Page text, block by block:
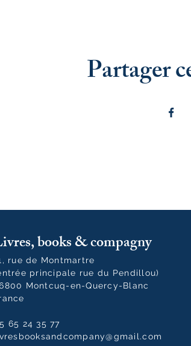
Partager
books & compagny
rue de Montmartre
principale rue du Pendillou)
Montcuq-en-Quercy-Blanc
65 24 35 77